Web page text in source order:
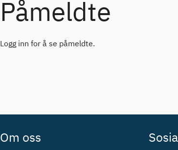
Påmeldte
Logg inn for å se påmeldte.
Om oss